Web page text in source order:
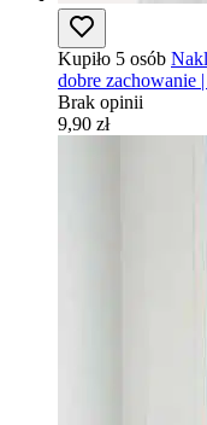
Kupiło 5 osób
dobre zachowanie
Brak opinii
9,90 zł